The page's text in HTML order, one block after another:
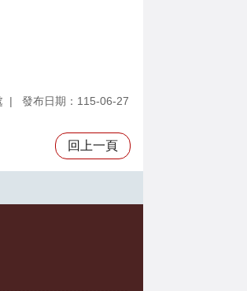
發布日期：115-06-27
回上一頁